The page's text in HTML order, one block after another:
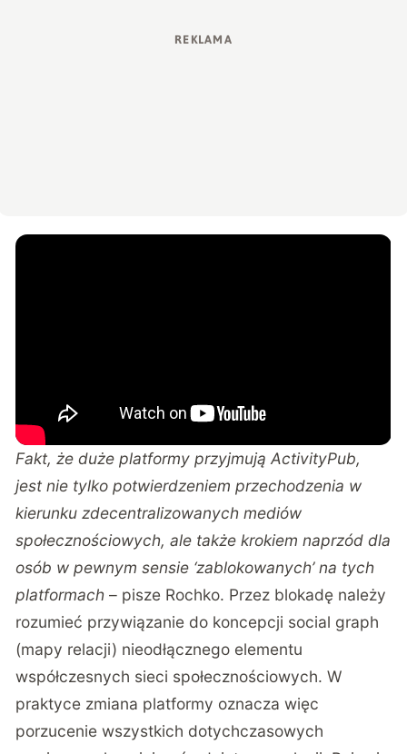
Fakt, że duże platformy przyjmują ActivityPub,
jest nie tylko potwierdzeniem przechodzenia w
kierunku zdecentralizowanych mediów
społecznościowych, ale także krokiem naprzód dla
osób w pewnym sensie ‘zablokowanych’ na tych
platformach – pisze Rochko. Przez blokadę należy
rozumieć przywiązanie do koncepcji social graph
(mapy relacji) nieodłącznego elementu
współczesnych sieci społecznościowych. W
praktyce zmiana platformy oznacza więc
porzucenie wszystkich dotychczasowych